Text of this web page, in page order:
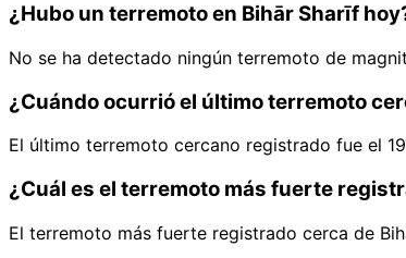
¿Hubo un terremoto en Bihār Sharīf
No se ha detectado ningún terremoto de
¿Cuándo ocurrió el último terremoto
El último terremoto cercano registrado fue el
¿Cuál es el terremoto más fuerte
El terremoto más fuerte registrado cerca de